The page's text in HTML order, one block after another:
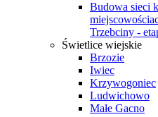
Budowa sieci
Trzebciny -
Świetlice wiejskie
Brzozie
Iwiec
Krzywogoniec
Ludwichowo
Małe Gacno